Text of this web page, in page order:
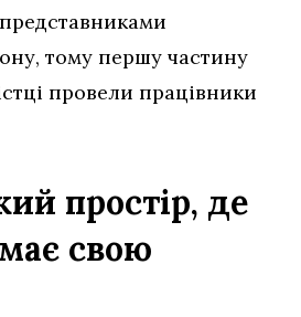
тому першу частину
провели працівники
простір, де
свою